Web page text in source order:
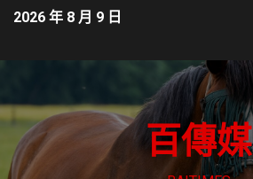
2026 年 8 月 9 日
百傳媒